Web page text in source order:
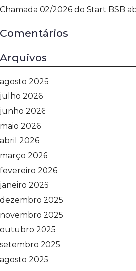
Chamada 02/2026 do Start BSB
Comentários
Arquivos
agosto 2026
julho 2026
junho 2026
maio 2026
abril 2026
março 2026
fevereiro 2026
janeiro 2026
dezembro 2025
novembro 2025
outubro 2025
setembro 2025
agosto 2025